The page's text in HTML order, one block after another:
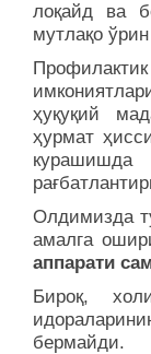
лоқайд ва
мутлақо
ҳуқуқий
ҳурмат
Олдимизда
амалга
аппарати
Бироқ,